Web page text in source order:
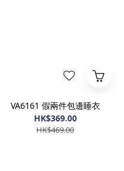
VA6161 假兩件包邊睡衣
HK$369.00
HK$469.00